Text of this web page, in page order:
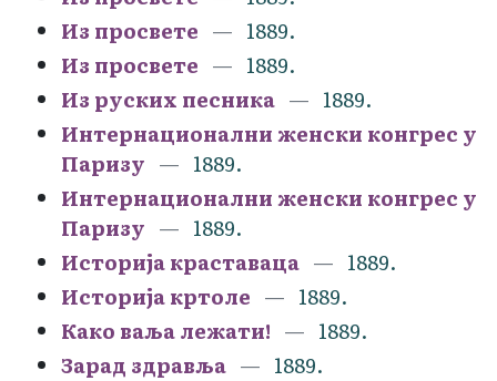
Из просвете
1889.
Из просвете
1889.
Из руских песника
1889.
Интернационални женски конгрес у
Паризу
1889.
Интернационални женски конгрес у
Паризу
1889.
Историја краставаца
1889.
Историја кртоле
1889.
Како ваља лежати!
1889.
Зарад здравља
1889.